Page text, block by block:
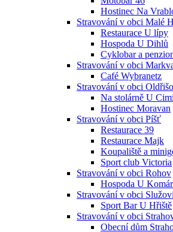
Hostinec Na
Stravování v obci Malé
Restaurace U lípy
Hospoda U Dihlů
Cyklobar a
Stravování v obci
Café Wybranetz
Stravování v obci
Na stolárně U
Hostinec Moravan
Stravování v obci Píšť
Restaurace 39
Restaurace Majk
Koupaliště a
Sport club Victoria
Stravování v obci Rohov
Hospoda U
Stravování v obci
Sport Bar U Hřiště
Stravování v obci
Obecní dům